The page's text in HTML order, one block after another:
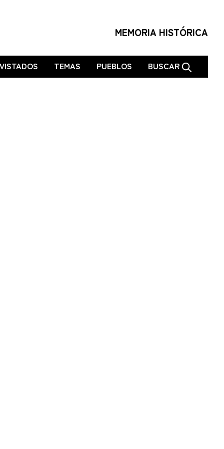
MEMORIA HISTÓRICA
TEMAS PUEBLOS BUSCAR